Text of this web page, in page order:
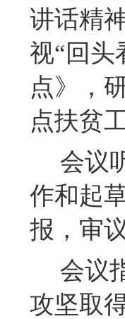
讲话精
视“回头
点》，
点扶贫
会议
作和起
报 ，审
会议
攻坚取